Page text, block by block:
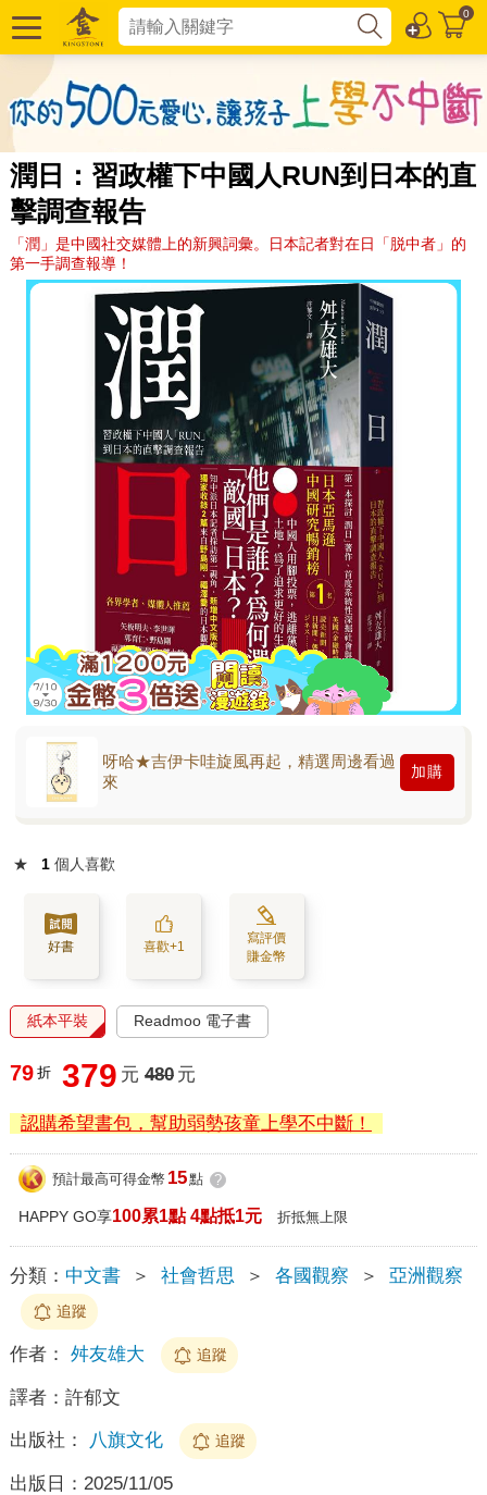
0
潤日：習政權下中國人RUN到日本的直
擊調查報告
「潤」是中國社交媒體上的新興詞彙。日本記者對在日「脱中者」的
第一手調查報導！
呀哈★吉伊卡哇旋風再起，精選周邊看過
來
加購
★ 1 個人喜歡
好書 喜歡+1
寫評價
賺金幣
紙本平裝 Readmoo 電子書
79 折 379 元 480 元
認購希望書包，幫助弱勢孩童上學不中斷！
預計最高可得金幣 15點 ?
HAPPY GO享100累1點 4點抵1元 折抵無上限
分類： 中文書 ＞ 社會哲思 ＞ 各國觀察 ＞ 亞洲觀察
追蹤
作者： 舛友雄大 追蹤
譯者： 許郁文
出版社： 八旗文化 追蹤
出版日： 2025/11/05